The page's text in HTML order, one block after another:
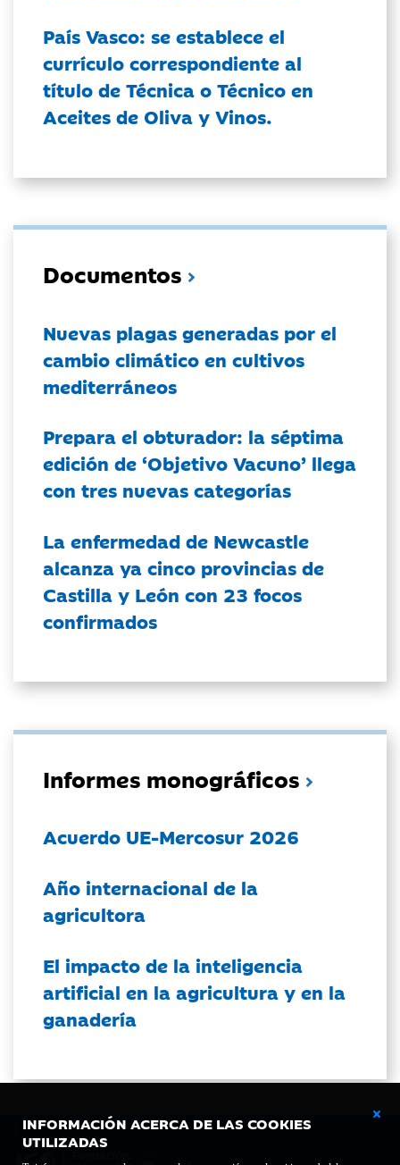
INFORMACIÓN ACERCA DE LAS COOKIES
UTILIZADAS
País Vasco: se establece el
currículo correspondiente al
título de Técnica o Técnico en
Aceites de Oliva y Vinos.
Documentos
Nuevas plagas generadas por el
cambio climático en cultivos
mediterráneos
Prepara el obturador: la séptima
edición de ‘Objetivo Vacuno’ llega
con tres nuevas categorías
La enfermedad de Newcastle
alcanza ya cinco provincias de
Castilla y León con 23 focos
confirmados
Informes monográficos
Acuerdo UE-Mercosur 2026
Año internacional de la
agricultora
El impacto de la inteligencia
artificial en la agricultura y en la
ganadería